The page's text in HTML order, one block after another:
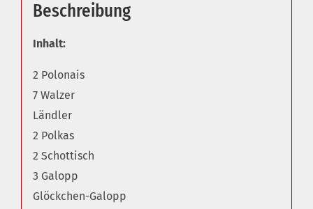
Beschreibung
Inhalt:
2 Polonais
7 Walzer
Ländler
2 Polkas
2 Schottisch
3 Galopp
Glöckchen-Galopp